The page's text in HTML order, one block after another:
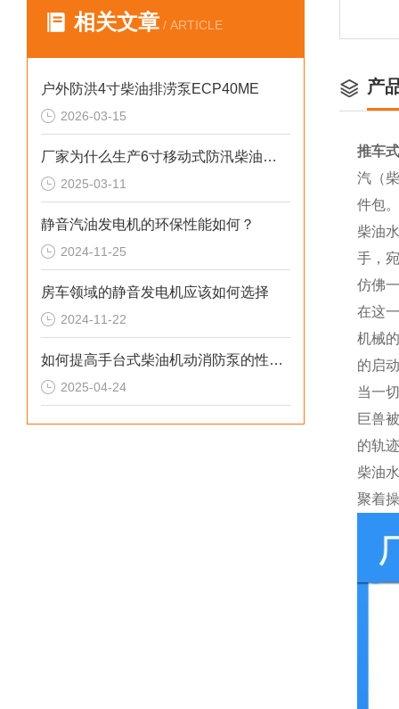
相关文章 / ARTICLE
户外防洪4寸柴油排涝泵ECP40ME
2026-03-15
厂家为什么生产6寸移动式防汛柴油水泵
2025-03-11
静音汽油发电机的环保性能如何？
2024-11-25
房车领域的静音发电机应该如何选择
2024-11-22
如何提高手台式柴油机动消防泵的性能？
2025-04-24
产
推车
汽（
件包。
柴油
手，
仿佛
在这
机械
的启
当一
巨兽
的轨
柴油
聚着